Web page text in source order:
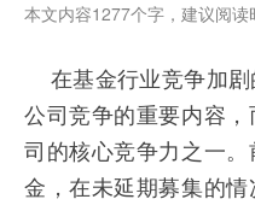
本文内容1277个字，建议阅读
在基金行业竞争加剧
公司竞争的重要内容
司的核心竞争力之一
金，在未延期募集的